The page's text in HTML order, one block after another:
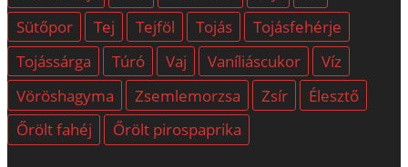
Sütőpor
Tej Tejföl Tojás
Tojásfehérje
Tojássárga
Túró Vaj Vaníliáscukor
Víz
Vöröshagyma
Zsemlemorzsa Zsír
Élesztő
Őrölt fahéj
Őrölt pirospaprika